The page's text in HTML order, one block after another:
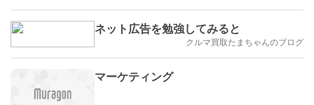
ネット広告を勉強してみると
クルマ買取たまちゃんのブログ
マーケティング